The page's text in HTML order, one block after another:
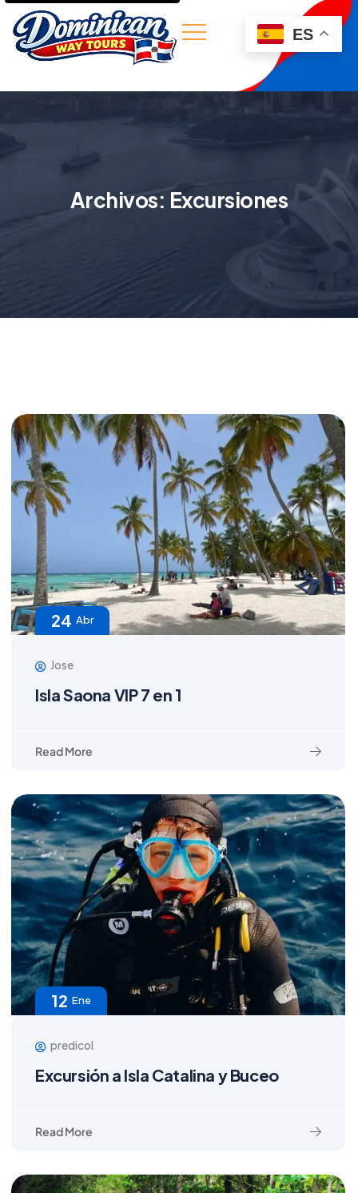
Archivos: Excursiones
24 Abr
Jose
Isla Saona VIP 7 en 1
Read More
12 Ene
predicol
Excursión a Isla Catalina y Buceo
Read More
ES